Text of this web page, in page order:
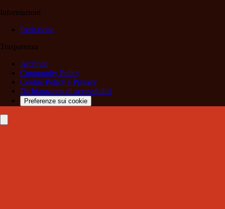
Informazioni
Redazione
Trasparenza
Archivio
Community Policy
Cookie Policy e Privacy
Dichiarazione di accessibilità
Preferenze sui cookie